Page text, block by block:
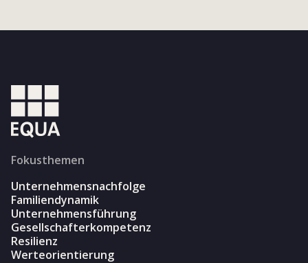
Fokusthemen
Unternehmensnachfolge
Familiendynamik
Unternehmensführung
Gesellschafterkompetenz
Resilienz
Werteorientierung